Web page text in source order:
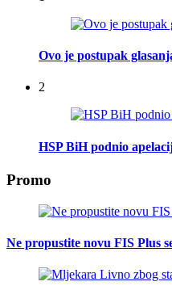
Ovo je postupak
2
HSP BiH podnio
Promo
Ne propustite novu FIS Plus